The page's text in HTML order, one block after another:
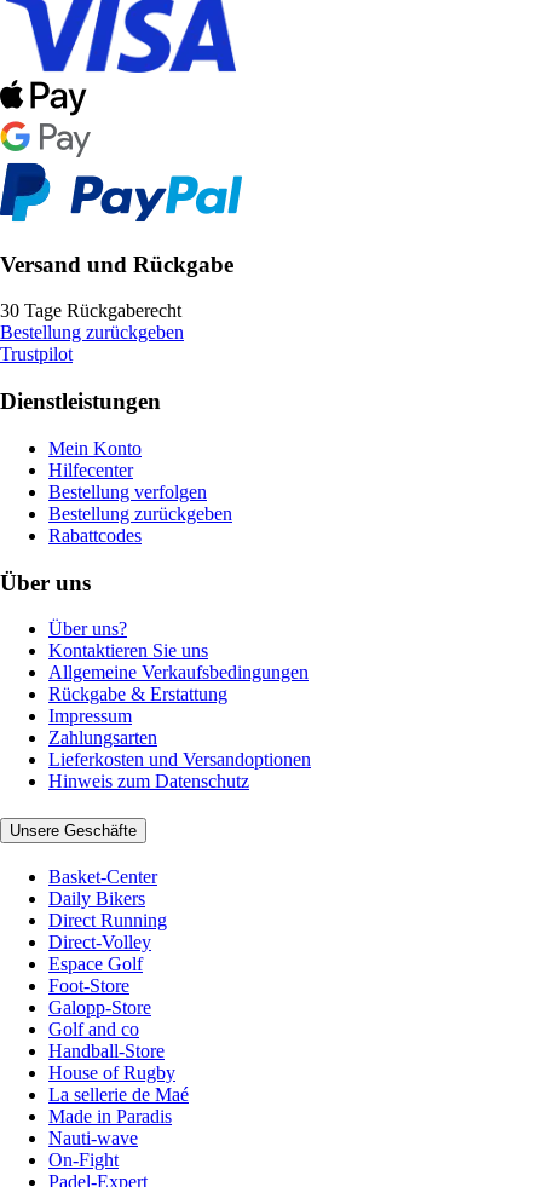
Versand und Rückgabe
30 Tage Rückgaberecht
Bestellung zurückgeben
Trustpilot
Dienstleistungen
Mein Konto
Hilfecenter
Bestellung verfolgen
Bestellung zurückgeben
Rabattcodes
Über uns
Über uns?
Kontaktieren Sie uns
Allgemeine Verkaufsbedingungen
Rückgabe & Erstattung
Impressum
Zahlungsarten
Lieferkosten und Versandoptionen
Hinweis zum Datenschutz
Unsere Geschäfte
Basket-Center
Daily Bikers
Direct Running
Direct-Volley
Espace Golf
Foot-Store
Galopp-Store
Golf and co
Handball-Store
House of Rugby
La sellerie de Maé
Made in Paradis
Nauti-wave
On-Fight
Padel-Expert